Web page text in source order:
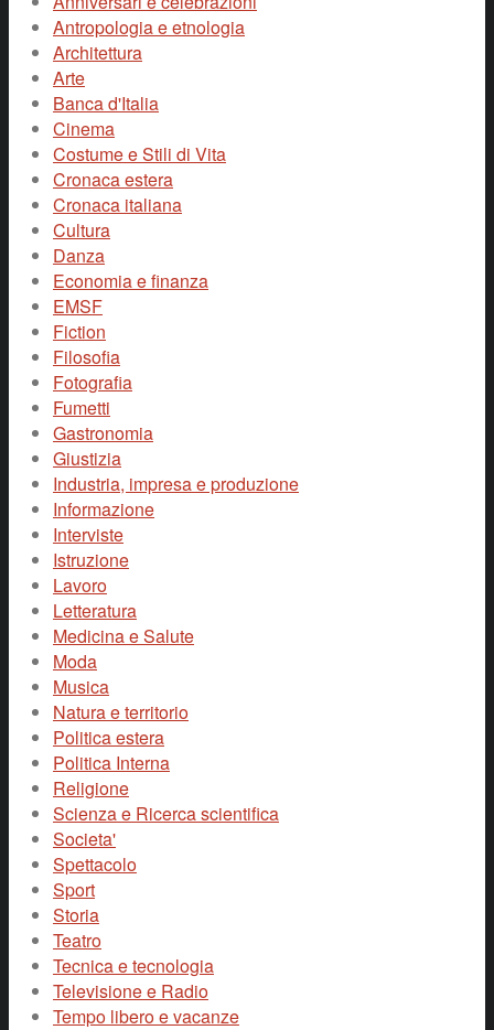
Antropologia e etnologia
Architettura
Arte
Banca d'Italia
Cinema
Costume e Stili di Vita
Cronaca estera
Cronaca italiana
Cultura
Danza
Economia e finanza
EMSF
Fiction
Filosofia
Fotografia
Fumetti
Gastronomia
Giustizia
Industria, impresa e produzione
Informazione
Interviste
Istruzione
Lavoro
Letteratura
Medicina e Salute
Moda
Musica
Natura e territorio
Politica estera
Politica Interna
Religione
Scienza e Ricerca scientifica
Societa'
Spettacolo
Sport
Storia
Teatro
Tecnica e tecnologia
Televisione e Radio
Tempo libero e vacanze